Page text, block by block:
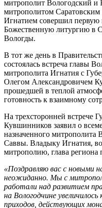
митрополит Вологодский и
митрополитом
Игнатием совершил первую
Божественную литургию в
Вологды.
В тот же день в
состоялась встреча главы
митрополита Игнатия с
Олегом Александровичем
прошедшей в теплой
готовность к взаимному
На трехсторонней встрече
Кувшинников заявил о
назначенного митрополита
Саввы. Владыку Игнатия,
митрополию, глава региона
«Поздравляю вас с новыми
неожиданно. Мы с
работали над развитием
на Вологодчине
приходов, действующих